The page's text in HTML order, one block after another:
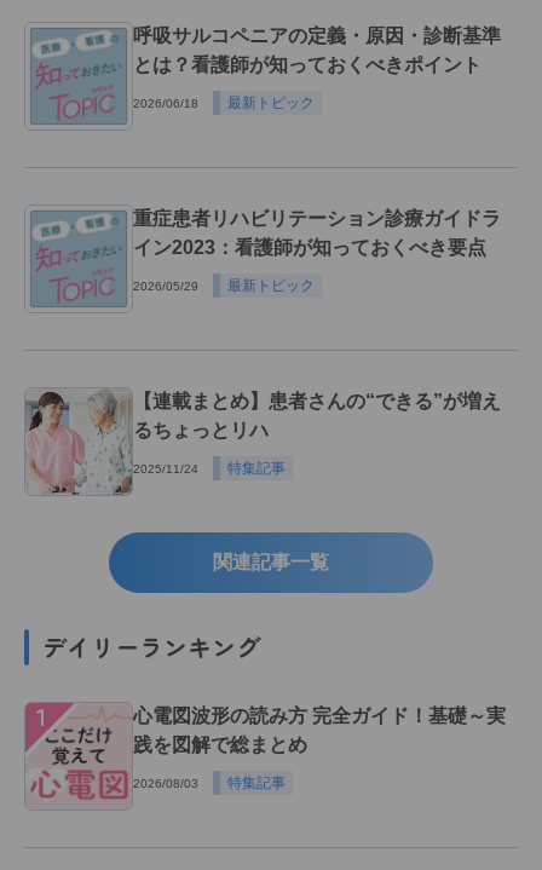
呼吸サルコペニアの定義・原因・診断基準
とは？看護師が知っておくべきポイント
2026/06/18 最新トピック
重症患者リハビリテーション診療ガイドラ
イン2023：看護師が知っておくべき要点
2026/05/29 最新トピック
【連載まとめ】患者さんの“できる”が増え
るちょっとリハ
2025/11/24 特集記事
関連記事一覧
デイリーランキング
１
心電図波形の読み方 完全ガイド！基礎～実
践を図解で総まとめ
2026/08/03 特集記事